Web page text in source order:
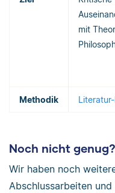
mit
Methodik
Noch nicht genug?
Wir haben noch
Abschlussarbeiten